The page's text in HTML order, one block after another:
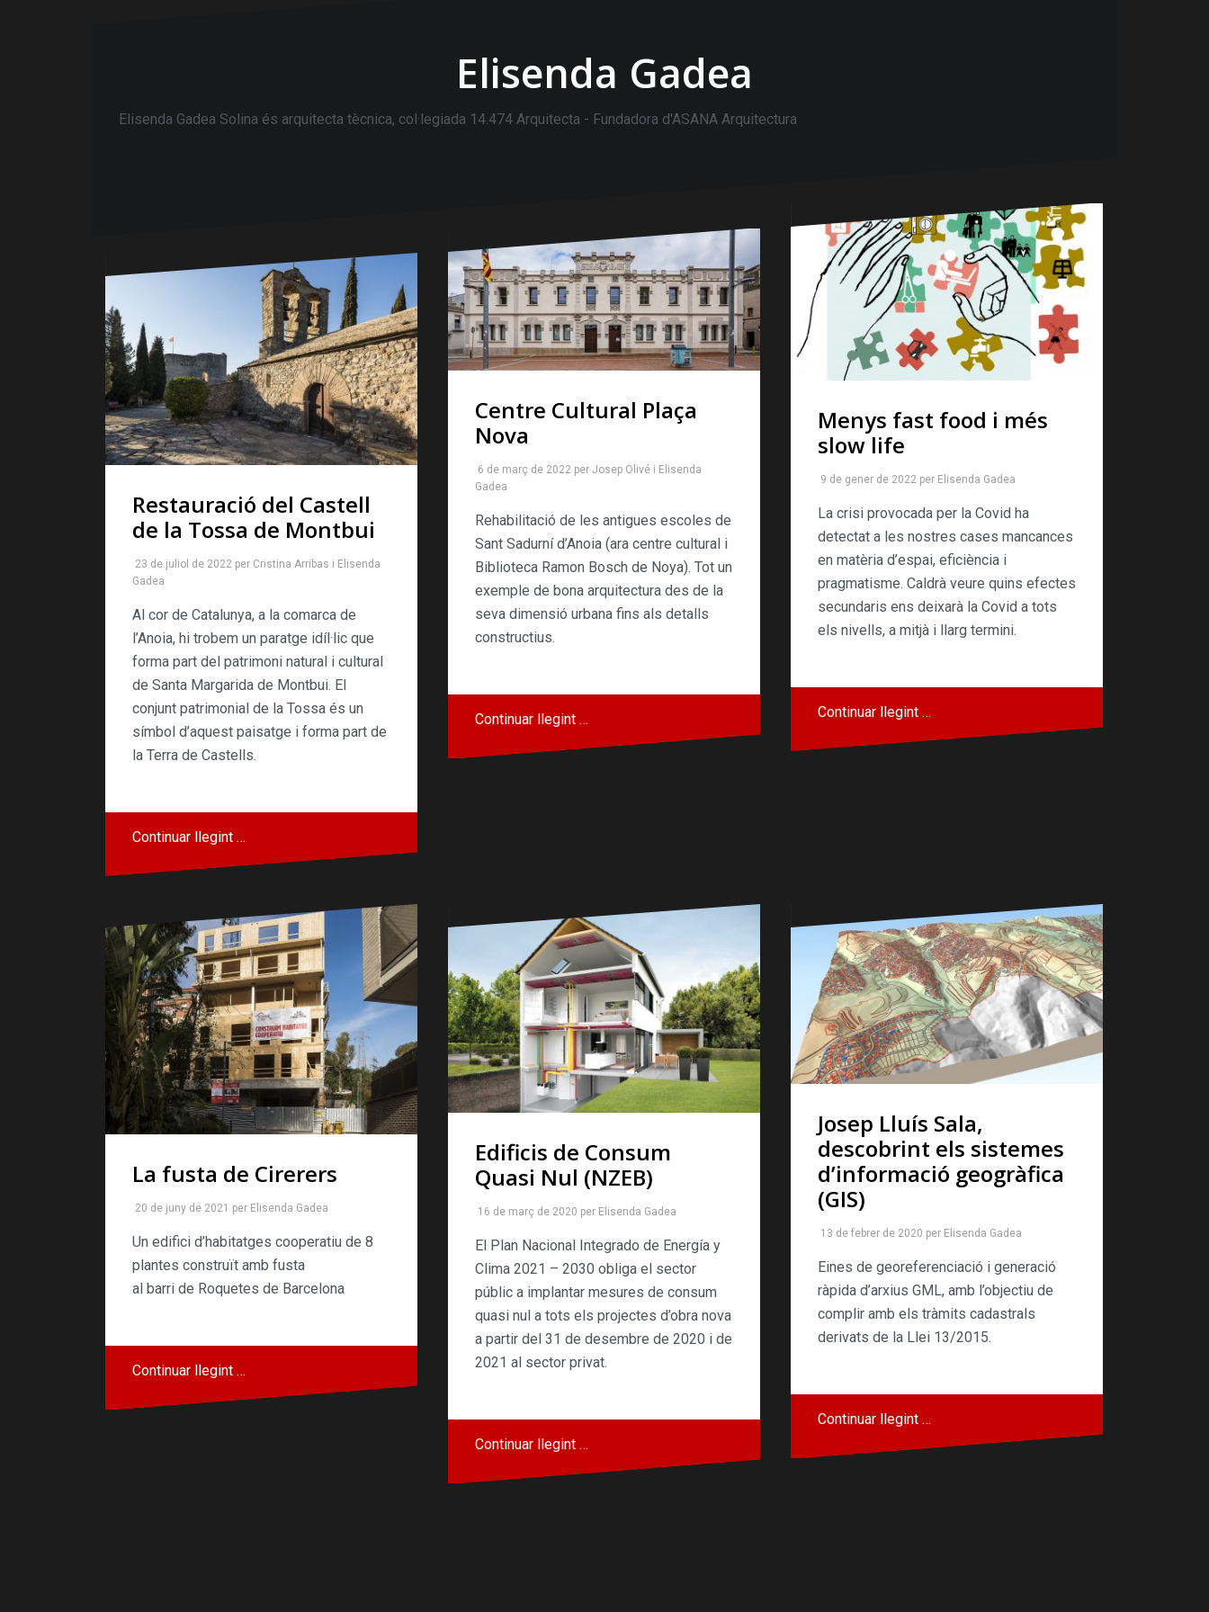
Elisenda Gadea
Elisenda Gadea Solina és arquitecta tècnica, col·legiada 14.474 Arquitecta - Fundadora d'ASANA Arquitectura
Restauració del Castell
de la Tossa de Montbui
23 de juliol de 2022 per Cristina Arribas i Elisenda
Gadea
Al cor de Catalunya, a la comarca de
l’Anoia, hi trobem un paratge idíl·lic que
forma part del patrimoni natural i cultural
de Santa Margarida de Montbui. El
conjunt patrimonial de la Tossa és un
símbol d’aquest paisatge i forma part de
la Terra de Castells.
Continuar llegint …
Centre Cultural Plaça
Nova
6 de març de 2022 per Josep Olivé i Elisenda
Gadea
Rehabilitació de les antigues escoles de
Sant Sadurní d’Anoia (ara centre cultural i
Biblioteca Ramon Bosch de Noya). Tot un
exemple de bona arquitectura des de la
seva dimensió urbana fins als detalls
constructius.
Continuar llegint …
Menys fast food i més
slow life
9 de gener de 2022 per Elisenda Gadea
La crisi provocada per la Covid ha
detectat a les nostres cases mancances
en matèria d’espai, eficiència i
pragmatisme. Caldrà veure quins efectes
secundaris ens deixarà la Covid a tots
els nivells, a mitjà i llarg termini.
Continuar llegint …
La fusta de Cirerers
20 de juny de 2021 per Elisenda Gadea
Un edifici d’habitatges cooperatiu de 8
plantes construït amb fusta
al barri de Roquetes de Barcelona
Continuar llegint …
Edificis de Consum
Quasi Nul (NZEB)
16 de març de 2020 per Elisenda Gadea
El Plan Nacional Integrado de Energía y
Clima 2021 – 2030 obliga el sector
públic a implantar mesures de consum
quasi nul a tots els projectes d’obra nova
a partir del 31 de desembre de 2020 i de
2021 al sector privat.
Continuar llegint …
Josep Lluís Sala,
descobrint els sistemes
d’informació geogràfica
(GIS)
13 de febrer de 2020 per Elisenda Gadea
Eines de georeferenciació i generació
ràpida d’arxius GML, amb l’objectiu de
complir amb els tràmits cadastrals
derivats de la Llei 13/2015.
Continuar llegint …